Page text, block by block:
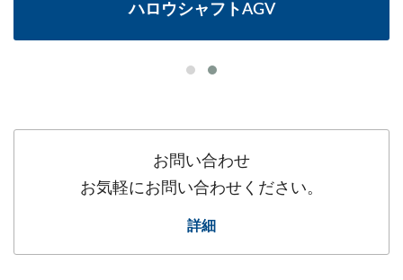
ハロウシャフトAGV
お問い合わせ
お気軽にお問い合わせください。
詳細